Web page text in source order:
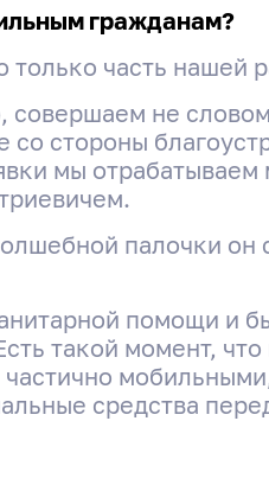
Поделиться
гражданам?
часть нашей
совершаем не
стороны
мы
палочки
помощи и
такой момент,
средства